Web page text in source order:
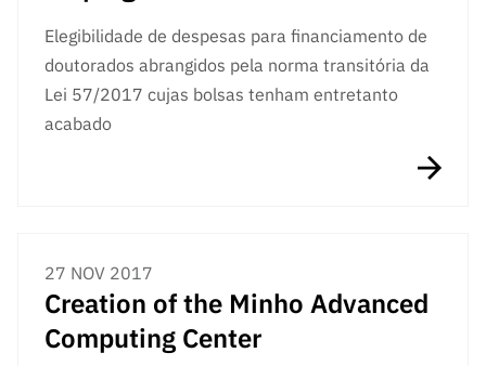
Elegibilidade de despesas para financiamento de
doutorados abrangidos pela norma transitória da
Lei 57/2017 cujas bolsas tenham entretanto
acabado
27 NOV 2017
Creation of the Minho Advanced
Computing Center